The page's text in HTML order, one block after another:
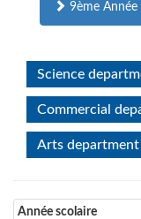
9ème Année
Science
Commercial
Arts department
Année scolaire